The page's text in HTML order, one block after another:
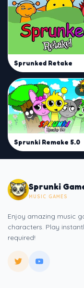
Sprunked Retake
Sprunki Remake 5.0
Sprunki
MUSIC GAMES
Enjoy amazing music
characters. Play
required!